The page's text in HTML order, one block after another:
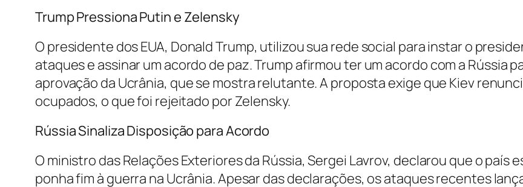
Trump Pressiona Putin e Zelensky
O presidente dos EUA, Donald Trump, utilizou sua rede social para instar o
ataques e assinar um acordo de paz. Trump afirmou ter um acordo com a Rússia
aprovação da Ucrânia, que se mostra relutante. A proposta exige que Kiev
ocupados, o que foi rejeitado por Zelensky. ​
Rússia Sinaliza Disposição para Acordo
O ministro das Relações Exteriores da Rússia, Sergei Lavrov, declarou que o país
ponha fim à guerra na Ucrânia. Apesar das declarações, os ataques recentes